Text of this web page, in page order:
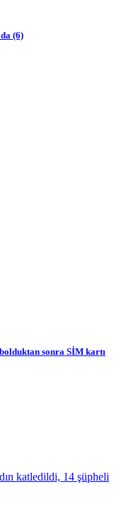
(6)
sonra SİM kartı
katledildi, 14 şüpheli